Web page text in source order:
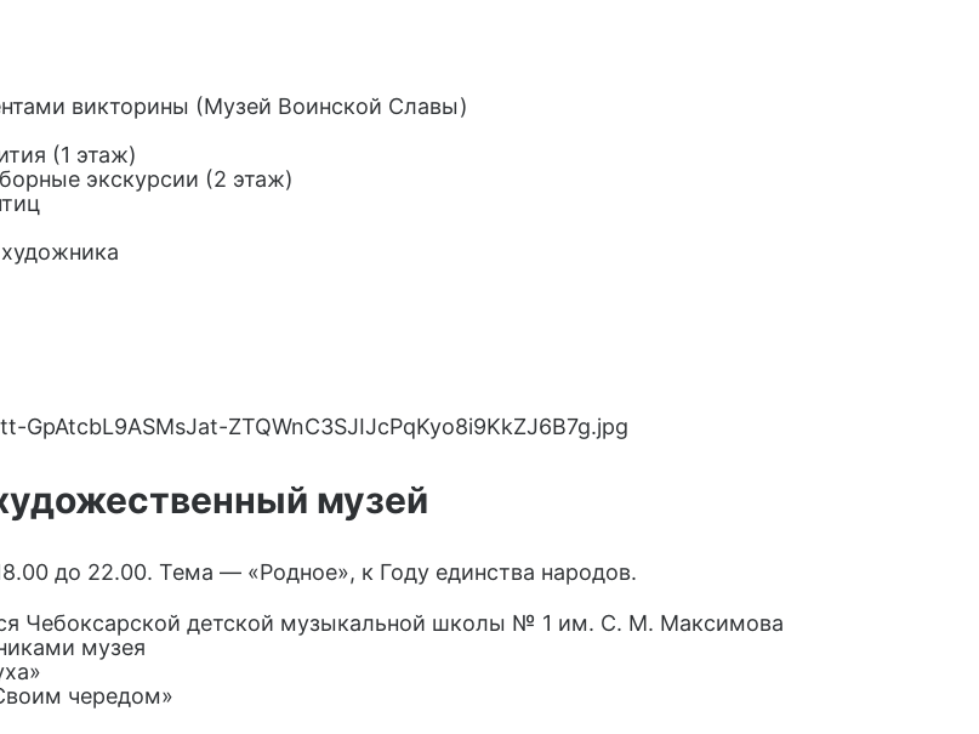
викторины (Музей Воинской Славы)
(1 этаж)
экскурсии (2 этаж)
музей
до 22.00. Тема — «Родное», к Году единства народов.
Чебоксарской детской музыкальной школы № 1 им. С. М. Максимова
музея
чередом»